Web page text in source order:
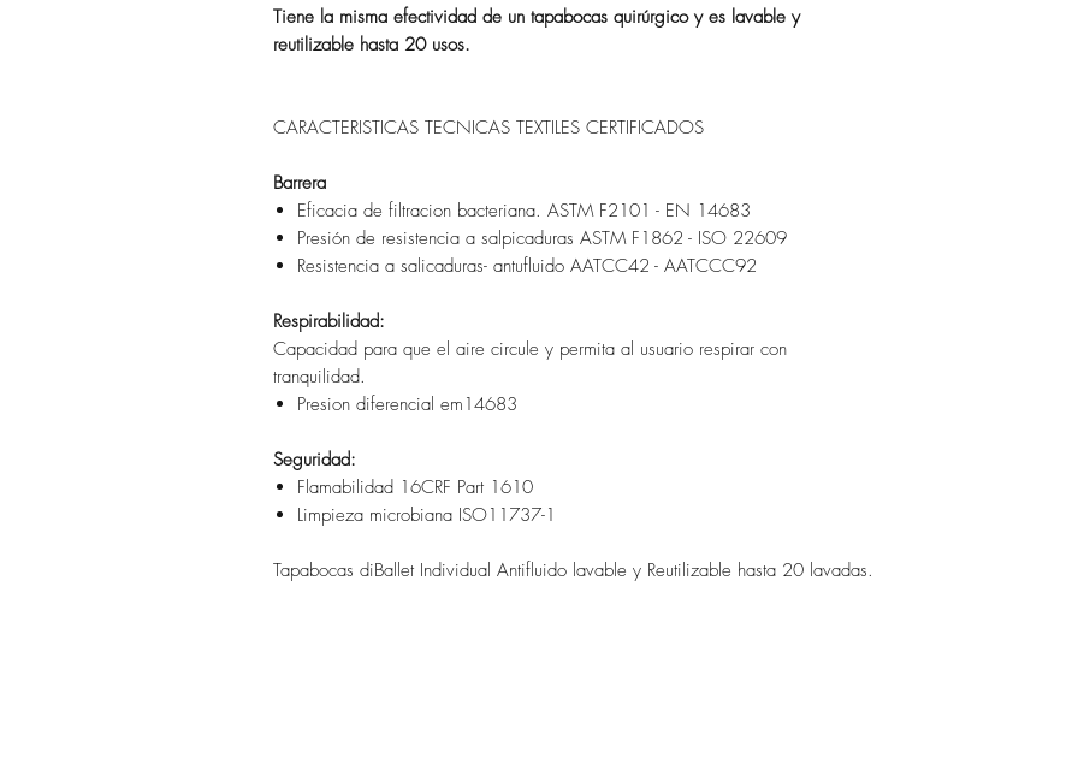
Tiene la misma efectividad de un tapabocas quirúrgico y es lavable y
reutilizable hasta 20 usos.
CARACTERISTICAS TECNICAS TEXTILES CERTIFICADOS
Barrera
Eficacia de filtracion bacteriana. ASTM F2101 - EN 14683
Presión de resistencia a salpicaduras ASTM F1862 - ISO 22609
Resistencia a salicaduras- antufluido AATCC42 - AATCCC92
Respirabilidad:
Capacidad para que el aire circule y permita al usuario respirar con
tranquilidad.
Presion diferencial em14683
Seguridad:
Flamabilidad 16CRF Part 1610
Limpieza microbiana ISO11737-1
Tapabocas diBallet Individual Antifluido lavable y Reutilizable hasta 20 lavadas.